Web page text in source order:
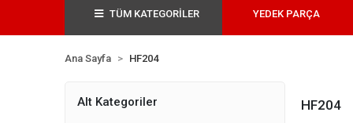
TÜM KATEGORİLER YEDEK PARÇA
Ana Sayfa HF204
Alt Kategoriler HF204